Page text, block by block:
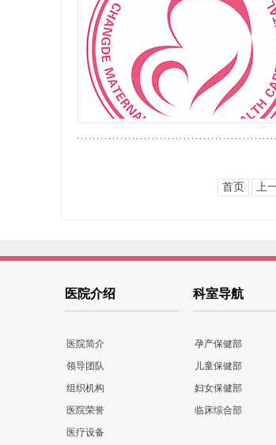
首页 上
医院介绍 科室导航
医院简介
领导团队
组织机构
医院荣誉
医疗设备
孕产保健部
儿童保健部
妇女保健部
临床综合部